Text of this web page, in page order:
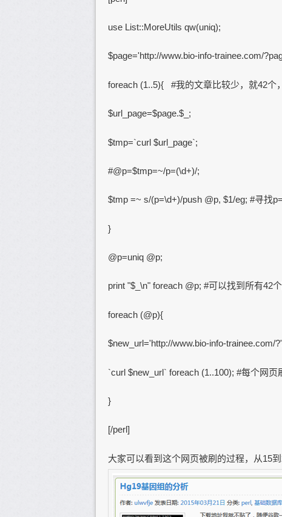
use List::MoreUtils qw(uniq);
$page='http://www.bio-info-trainee.com/
foreach (1..5){ #我的文章比较少，就42个
$url_page=$page.$_;
$tmp=`curl $url_page`;
#@p=$tmp=~/p=(\d+)/;
$tmp =~ s/(p=\d+)/push @p, $1/eg; #寻找
}
@p=uniq @p;
print "$_\n" foreach @p; #可以找到所有42
foreach (@p){
$new_url='http://www.bio-info-trainee.com/
`curl $new_url` foreach (1..100); #每个网页
}
[/perl]
大家可以看到这个网页被刷的过程，从15